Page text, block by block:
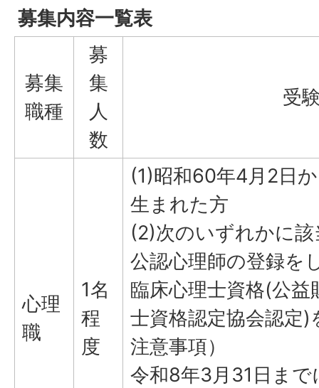
募集内容一覧表
募集
職種
募
集
人
数
受
心理
職
1名
程
度
(1)昭和60年4月2日
生まれた方
(2)次のいずれかに
公認心理師の登録を
臨床心理士資格(公益
士資格認定協会認定)
注意事項）
令和8年3月31日ま